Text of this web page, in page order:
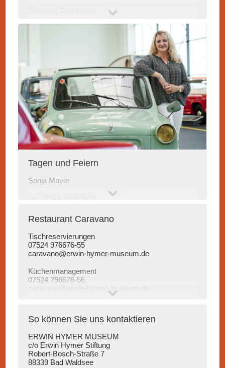
Tagen und Feiern
Sonja Mayer
Tel. 07524 976676-31
Restaurant Caravano
Tischreservierungen
07524 976676-55
caravano@erwin-hymer-museum.de
Küchenmanagement
07524 796676-56
caravano@erwin-hymer-museum
.de
So können Sie uns kontaktieren
ERWIN HYMER MUSEUM
c/o Erwin Hymer Stiftung
Robert-Bosch-Straße 7
88339 Bad Waldsee